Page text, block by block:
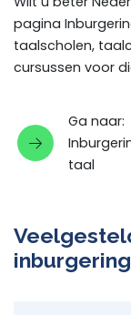
pagina
taalscholen,
cursussen voor
Ga naar:
taal
inburgering